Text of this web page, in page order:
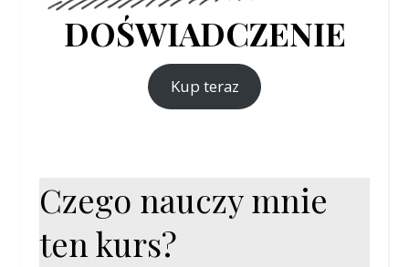
DOŚWIADCZENIE
Kup teraz
Czego nauczy mnie
ten kurs?